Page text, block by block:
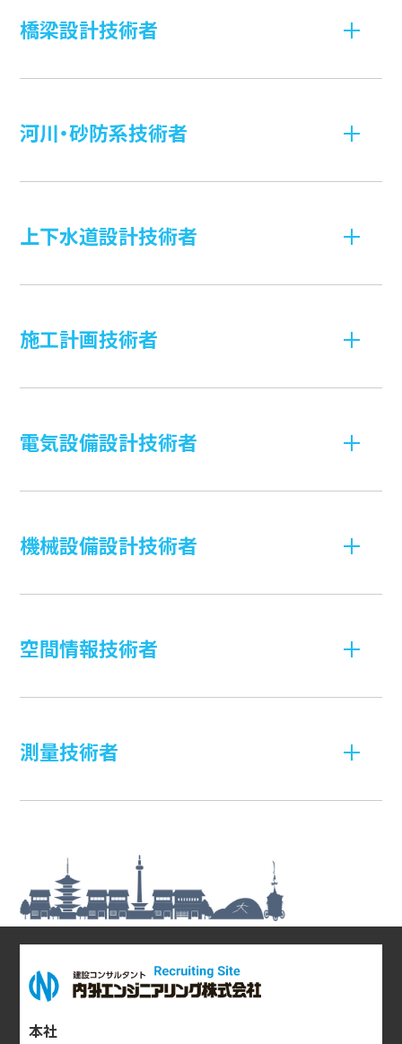
橋梁設計技術者
河川・砂防系技術者
上下水道設計技術者
施工計画技術者
電気設備設計技術者
機械設備設計技術者
空間情報技術者
測量技術者
本社